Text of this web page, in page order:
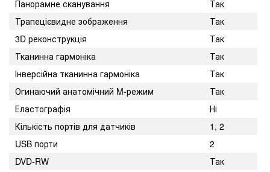
Панорамне сканування
Так
Трапецієвидне зображення
Так
3D реконструкція
Так
Тканинна гармоніка
Так
Інверсійна тканинна гармоніка
Так
Огинаючий анатомічний M-режим
Так
Еластографія
Ні
Кількість портів для датчиків
1, 2
USB порти
2
DVD-RW
Так